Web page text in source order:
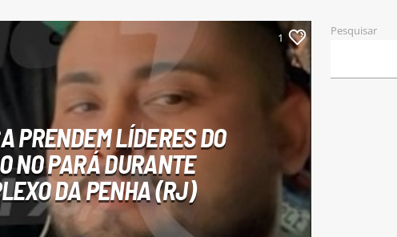
1
PRENDEM LÍDERES DO
NO PARÁ DURANTE
DA PENHA (RJ)
Pesquisar